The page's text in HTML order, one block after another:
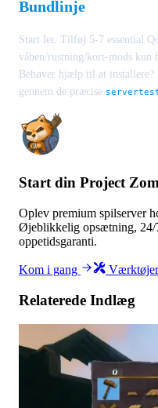
Bundlinje
Start let. Tilføj 5-7 essential
våben/rustning/kort-mods kun
Behøver hjælp til at installere?
gennem de præcise
Start din Project
Oplev premium spilserver
Øjeblikkelig opsætning, 24/
oppetidsgaranti.
Kom i gang Værktøjer
Relaterede Indlæg